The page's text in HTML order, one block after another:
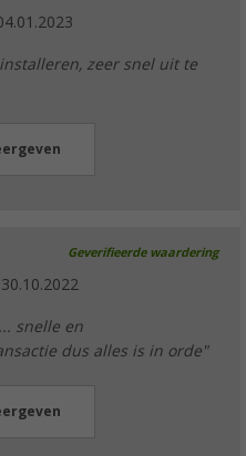
zeer snel uit te
Geverifieerde waardering
30.10.2022
snelle en
dus alles is in orde"